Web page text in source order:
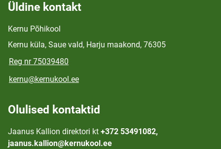
Üldine kontakt
Kernu Põhikool
Kernu küla, Saue vald, Harju maakond, 76305
Reg nr 75039480
kernu@kernukool.ee
Olulised kontaktid
Jaanus Kallion direktori kt +372 53491082,
jaanus.kallion@kernukool.ee